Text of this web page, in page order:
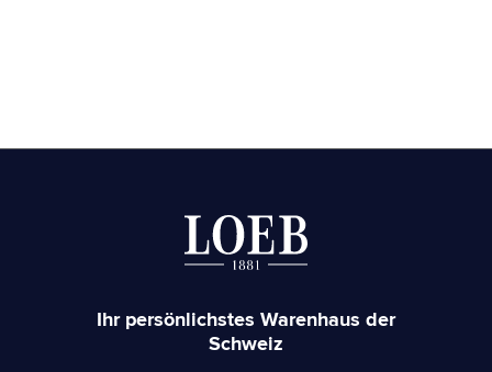
Ihr persönlichstes Warenhaus der
Schweiz